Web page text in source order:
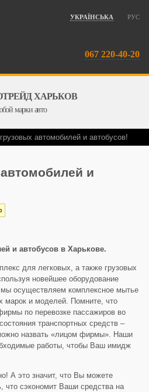
УКРАЇНСЬКА РУС
067 220-40-20
ХАРЬКОВ
марки авто
автомобилей и автобусов!
и
и автобусов в Харькове.
для легковых, а также грузовых
новейшее оборудование
осуществляем комплексное мытье
марок и моделей. Помните, что
по перевозке пассажиров во
транспортных средств –
назвать «лицом фирмы». Наши
работы, чтобы Ваш имидж
А это значит, что Вы можете
что сэкономит Ваши средства на